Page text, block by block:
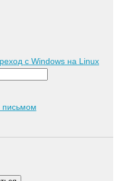
с Windows на Linux
письмом